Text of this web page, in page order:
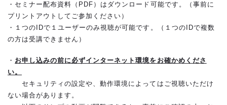
・セミナー配布資料（PDF）はダウンロード可能です。（事前に
プリントアウトしてご参加ください）
・１つのIDで１ユーザーのみ視聴が可能です。（１つのIDで複数
の方は受講できません）
・ お申し込みの前に必ずインターネット環境をお確かめくださ
い。
セキュリティの設定や、動作環境によってはご視聴いただけ
ない場合があります。